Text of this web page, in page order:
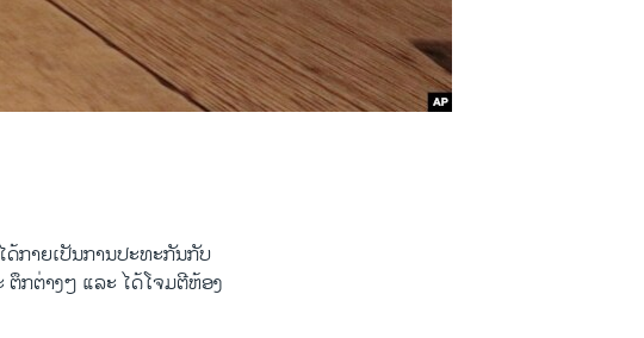
ກາຍ​ເປັນ​ການ​ປະ​ທະ​ກັນ​ກັບ​
ກ​ຕ່າງໆ ແລະ ໄດ້​ໂຈມ​ຕີ​ຫ້ອງ​